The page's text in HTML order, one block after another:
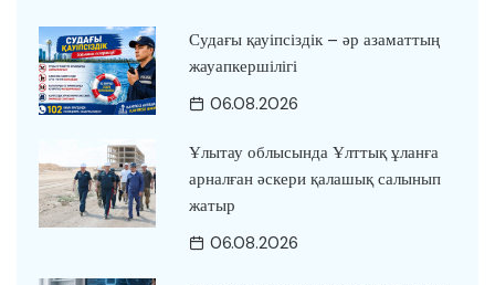
Судағы қауіпсіздік – әр азаматтың
жауапкершілігі
06.08.2026
Ұлытау облысында Ұлттық ұланға
арналған әскери қалашық салынып
жатыр
06.08.2026